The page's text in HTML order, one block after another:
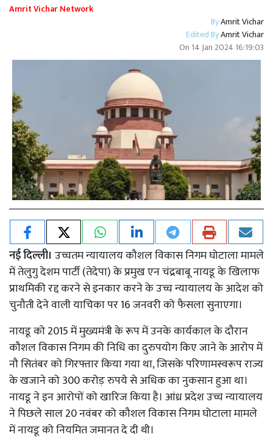
Amrit Vichar Network
ByAmrit Vichar
Edited ByAmrit Vichar
On 14 Jan 2024 16:19:03
नई दिल्ली। उच्चतम न्यायालय कौशल विकास निगम घोटाला मामले
में तेलुगु देशम पार्टी (तेदेपा) के प्रमुख एन चंद्रबाबू नायडू के खिलाफ
प्राथमिकी रद्द करने से इनकार करने के उच्च न्यायालय के आदेश को
चुनौती देने वाली याचिका पर 16 जनवरी को फैसला सुनाएगा।
नायडू को 2015 में मुख्यमंत्री के रूप में उनके कार्यकाल के दौरान
कौशल विकास निगम की निधि का दुरुपयोग किए जाने के आरोप में
नौ सितंबर को गिरफ्तार किया गया था, जिसके परिणामस्वरूप राज्य
के खजाने को 300 करोड़ रुपये से अधिक का नुकसान हुआ था।
नायडू ने इन आरोपों को खारिज किया है। आंध्र प्रदेश उच्च न्यायालय
ने पिछले साल 20 नवंबर को कौशल विकास निगम घोटाला मामले
में नायडू को नियमित जमानत दे दी थी।